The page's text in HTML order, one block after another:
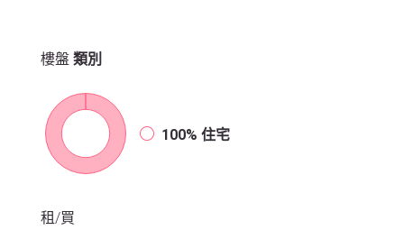
樓盤 類別
100% 住宅
租/買